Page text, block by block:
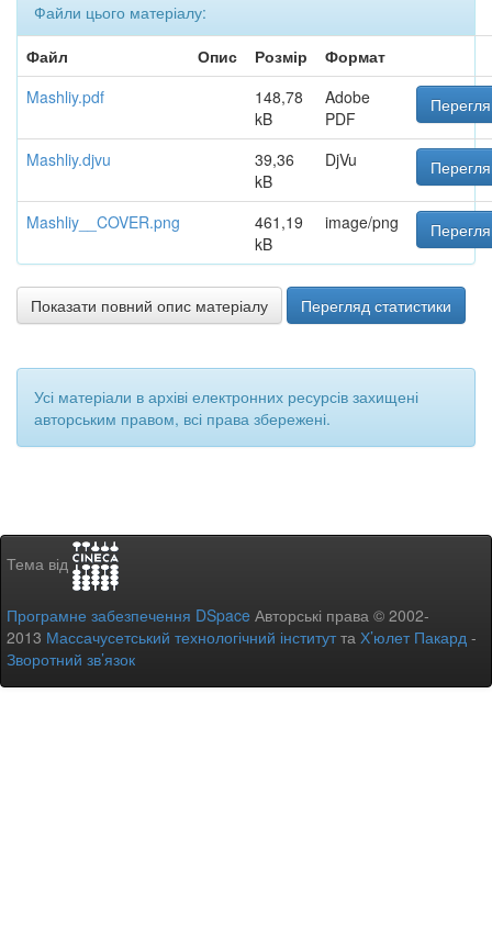
Файли цього матеріалу:
Файл
Опис Розмір
Формат
Mashliy.pdf
148,78
kB
Adobe
PDF
Mashliy.djvu
39,36
kB
DjVu
Mashliy__COVER.png
461,19
kB
image/png
Показати повний опис матеріалу Перегляд статистики
Усі матеріали в архіві електронних ресурсів захищені
авторським правом, всі права збережені.
Тема від
Програмне забезпечення DSpace Авторські права © 2002-
2013 Массачусетський технологічний інститутта Х’юлет Пакард -
Зворотний зв’язок